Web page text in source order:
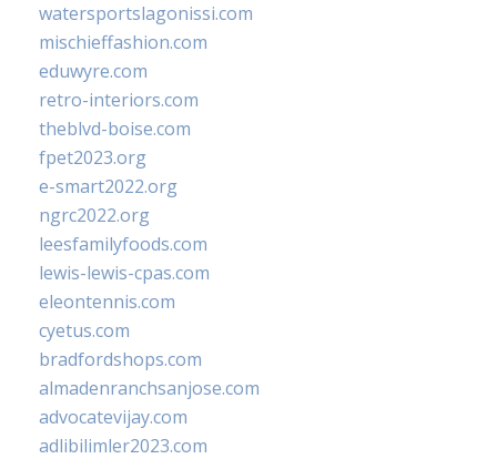
watersportslagonissi.com
mischieffashion.com
eduwyre.com
retro-interiors.com
theblvd-boise.com
fpet2023.org
e-smart2022.org
ngrc2022.org
leesfamilyfoods.com
lewis-lewis-cpas.com
eleontennis.com
cyetus.com
bradfordshops.com
almadenranchsanjose.com
advocatevijay.com
adlibilimler2023.com